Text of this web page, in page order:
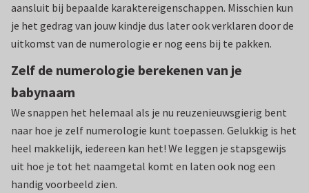
aansluit bij bepaalde karaktereigenschappen. Misschien kun
je het gedrag van jouw kindje dus later ook verklaren door de
uitkomst van de numerologie er nog eens bij te pakken.
Zelf de numerologie berekenen van je
babynaam
We snappen het helemaal als je nu reuzenieuwsgierig bent
naar hoe je zelf numerologie kunt toepassen. Gelukkig is het
heel makkelijk, iedereen kan het! We leggen je stapsgewijs
uit hoe je tot het naamgetal komt en laten ook nog een
handig voorbeeld zien.